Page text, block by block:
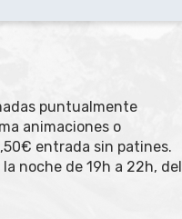
puntualmente
animaciones o
entrada sin patines.
noche de 19h a 22h, del